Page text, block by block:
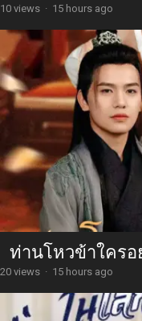
10 views · 15 hours ago
ท่านโหวข้าใครอ
20 views · 15 hours ago